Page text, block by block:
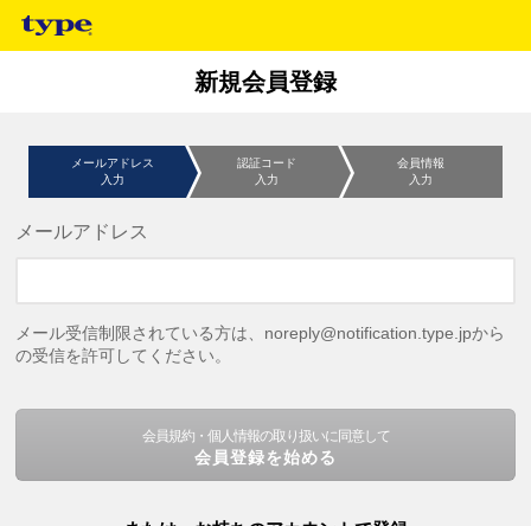
新規会員登録
メールアドレス
入力
認証コード
入力
会員情報
入力
メールアドレス
メール受信制限されている方は、noreply@notification.type.jpから
の受信を許可してください。
会員規約・個人情報の取り扱いに同意して
会員登録を始める